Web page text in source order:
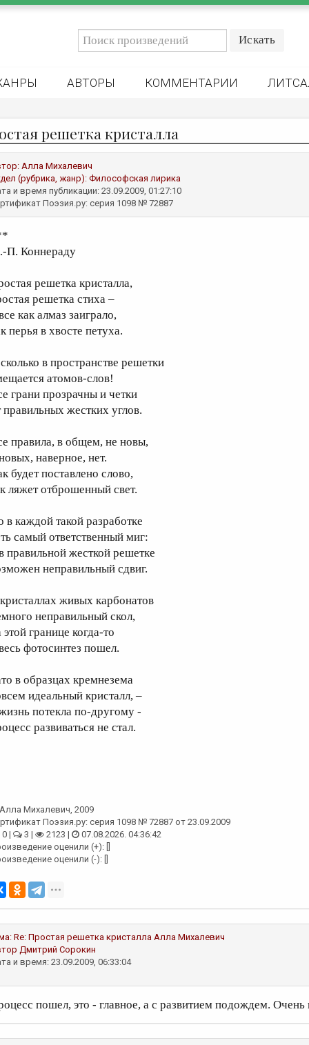
АВТОРЫ КОММЕНТАРИИ
решетка кристалла
Алла Михалевич
(рубрика, жанр): Философская лирика
и время публикации: 23.09.2009, 01:27:10
Поэзия.ру: серия 1098 № 72887
П. Коннераду
решетка кристалла,
решетка стиха –
как алмаз заиграло,
перья в хвосте петуха.
в пространстве решетки
атомов-слов!
грани прозрачны и четки
правильных жестких углов.
правила, в общем, не новы,
наверное, нет.
будет поставлено слово,
ляжет отброшенный свет.
в каждой такой разработке
самый ответственный миг:
правильной жесткой решетке
неправильный сдвиг.
живых карбонатов
неправильный скол,
этой границе когда-то
фотосинтез пошел.
в образцах кремнезема
идеальный кристалл, –
потекла по-другому -
развиваться не стал.
Алла Михалевич, 2009
Поэзия.ру: серия 1098 № 72887 от 23.09.2009
0 |
3 | 2123 |
07.08.2026. 04:36:42
оценили (+): []
оценили (-): []
Re: Простая решетка кристалла Алла Михалевич
Дмитрий Сорокин
и время: 23.09.2009, 06:33:04
пошел, это - главное, а с развитием подождем.